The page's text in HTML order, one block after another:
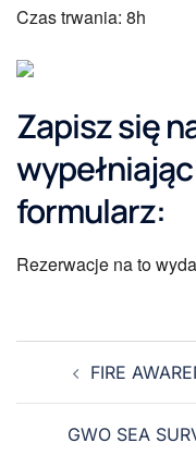
Czas trwania: 8h
Zapisz się
formularz:
Rezerwacje na to
FIRE
GWO SEA